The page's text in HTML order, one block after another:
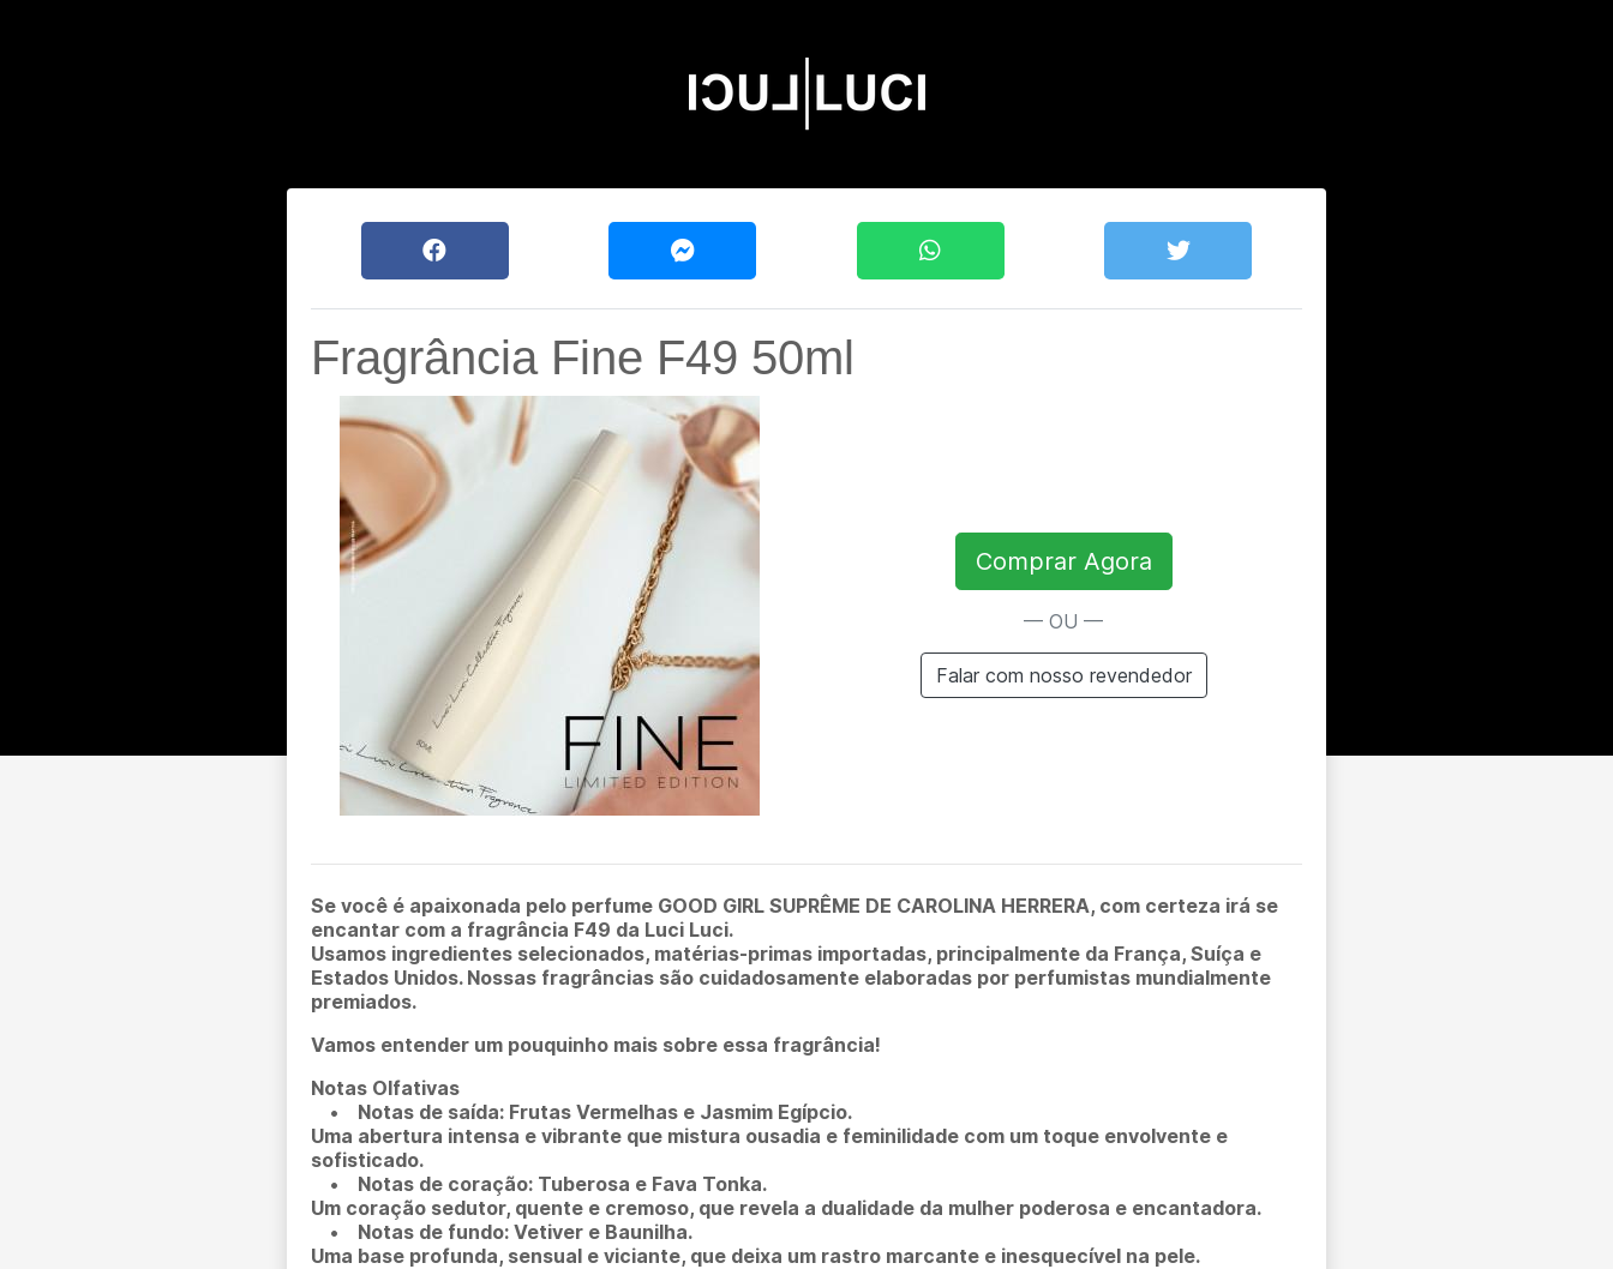
Fragrância Fine F49 50ml
Comprar Agora
— OU —
Falar com nosso revendedor
Se você é apaixonada pelo perfume GOOD GIRL SUPRÊME DE CAROLINA HERRERA, com certeza irá se
encantar com a fragrância F49 da Luci Luci.
Usamos ingredientes selecionados, matérias-primas importadas, principalmente da França, Suíça e
Estados Unidos. Nossas fragrâncias são cuidadosamente elaboradas por perfumistas mundialmente
premiados.
Vamos entender um pouquinho mais sobre essa fragrância!
Notas Olfativas
• Notas de saída: Frutas Vermelhas e Jasmim Egípcio.
Uma abertura intensa e vibrante que mistura ousadia e feminilidade com um toque envolvente e
sofisticado.
• Notas de coração: Tuberosa e Fava Tonka.
Um coração sedutor, quente e cremoso, que revela a dualidade da mulher poderosa e encantadora.
• Notas de fundo: Vetiver e Baunilha.
Uma base profunda, sensual e viciante, que deixa um rastro marcante e inesquecível na pele.